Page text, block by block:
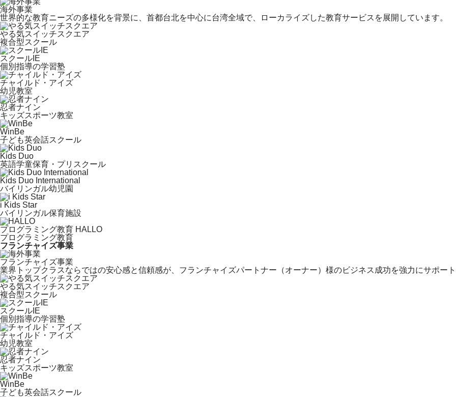
海外事業
世界的な教育ニーズの多様化を背景に、首都台北を中心に台湾全域で、ローカライズした教育サービスを展開しています。
やる気スイッチスクエア
複合型スクール
スクールIE
個別指導の学習塾
チャイルド・アイズ
幼児教室
忍者ナイン
キッズスポーツ教室
WinBe
子ども英会話スクール
Kids Duo
英語学童保育・プリスクール
Kids Duo International
バイリンガル幼児園
i Kids Star
バイリンガル保育施設
プログラミング教育 HALLO
プログラミング教育
フランチャイズ事業
フランチャイズ事業
業界トップクラスならではの安心感と信頼感が、フランチャイズパートナー（オーナー）様のビジネス成功を強力にサポー
やる気スイッチスクエア
複合型スクール
スクールIE
個別指導の学習塾
チャイルド・アイズ
幼児教室
忍者ナイン
キッズスポーツ教室
WinBe
子ども英会話スクール